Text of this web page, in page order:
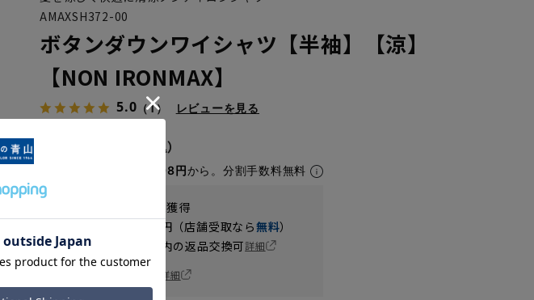
AMAXSH372-00
ボタンダウンワイシャツ【半袖】【涼】
【NON IRONMAX】
5.0 （1） レビューを見る
月々1,098円から。分割手数料無料
pt獲得
円（店舗受取なら無料）
お届けから
日以内の返品交換可詳細
一部対象外商品あり
詳細